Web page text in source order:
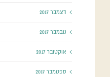
דצמבר 2017
נובמבר 2017
אוקטובר 2017
ספטמבר 2017